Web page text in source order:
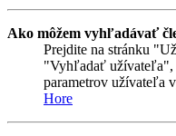
Ako môžem vyhľadávať
Prejdite na stránku
"Vyhľadať užívateľa",
parametrov užívateľa
Hore